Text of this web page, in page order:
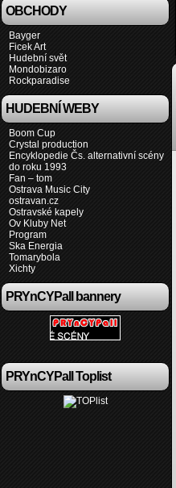
OBCHODY
Bayger
Ficek Art
Hudební svět
Mondobizaro
Rockparadise
HUDEBNÍ WEBY
Boom Cup
Crystal production
Encyklopedie Čs. alternativní scény
do roku 1993
Fan – tom
Ostrava Music City
ostravan.cz
Ostravské kapely
Ov Kluby Net
Program
Ska Energia
Tomarybola
Xichty
PRYnCYPall bannery
PRYnCYPall Toplist